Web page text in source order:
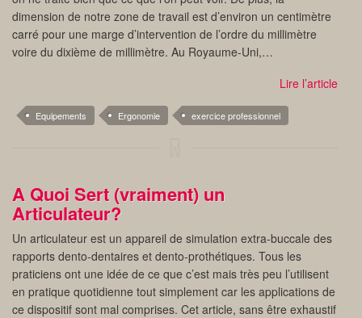
dimension de notre zone de travail est d’environ un centimètre
carré pour une marge d’intervention de l’ordre du millimètre
voire du dixième de millimètre. Au Royaume-Uni,…
Lire l’article
Equipements Ergonomie exercice professionnel
A Quoi Sert (vraiment) un
Articulateur?
Un articulateur est un appareil de simulation extra-buccale des
rapports dento-dentaires et dento-prothétiques. Tous les
praticiens ont une idée de ce que c’est mais très peu l’utilisent
en pratique quotidienne tout simplement car les applications de
ce dispositif sont mal comprises. Cet article, sans être exhaustif